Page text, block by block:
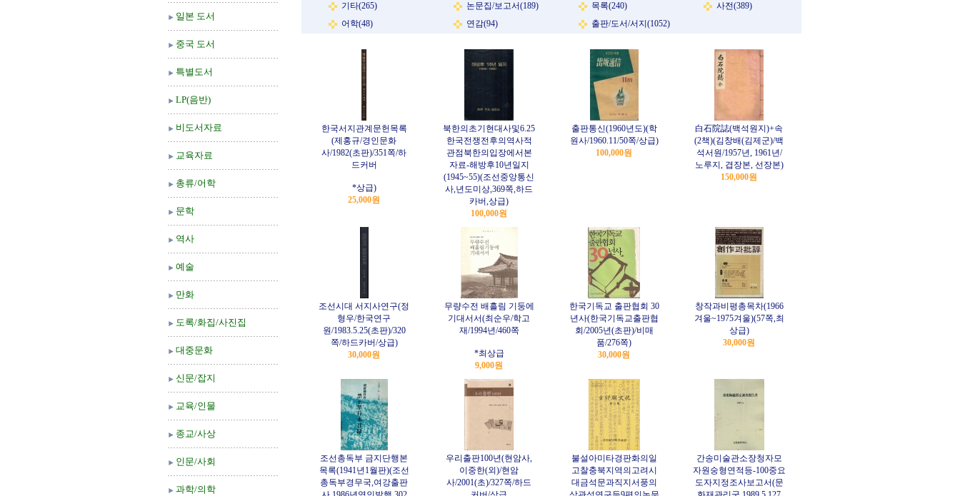
일본 도서
중국 도서
특별도서
LP(음반)
비도서자료
교육자료
총류/어학
문학
역사
예술
만화
도록/화집/사진집
대중문화
신문/잡지
교육/인물
종교/사상
인문/사회
과학/의학
기타(265) 논문집/보고서(189) 목록(240)
사전(389)
어학(48)
연감(94) 출판/도서/서지(1052)
한국서지관계문헌목록
(제홍규/경인문화
사/1982(초판)/351쪽/하
드커버
*상급)
25,000원
북한의초기현대사및6.25
한국전쟁전후의역사적
관점북한의입장에서본
자료-해방후10년일지
(1945~55)(조선중앙통신
사,년도미상,369쪽,하드
카버,상급)
100,000원
출판통신(1960년도)(학
원사/1960.11/50쪽/상급)
100,000원
白石院誌(백석원지)+속
(2책)(김창배(김제군)/백
석서원/1957년, 1961년/
노루지, 겹장본, 선장본)
150,000원
조선시대 서지사연구(정
형우/한국연구
원/1983.5.25(초판)/320
쪽/하드카버/상급)
30,000원
무량수전 배흘림 기둥에
기대서서(최순우/학고
재/1994년/460쪽
*최상급
9,000원
한국기독교 출판협회 30
년사(한국기독교출판협
회/2005년(초판)/비매
품/276쪽)
30,000원
창작과비평총목차(1966
겨울~1975겨울)(57쪽,최
상급)
30,000원
조선총독부 금지단행본
목록(1941년1월판)(조선
총독부경무국,여강출판
우리출판100년(현암사,
이중한(외)/현암
사/2001(초)/327쪽/하드
불설아미타경판화의일
고찰충북지역의고려시
대금석문과직지서풍의
간송미술관소장청자모
자원숭형연적등-100중요
도자지정조사보고서(문